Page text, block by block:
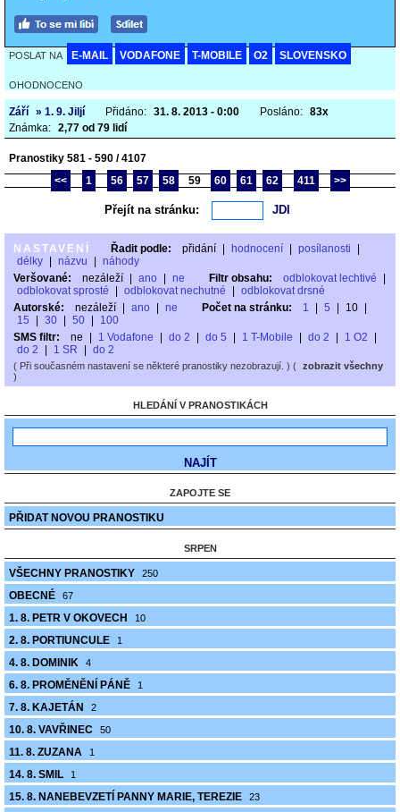
POSLAT NA E-MAIL VODAFONE T-MOBILE O2 SLOVENSKO
OHODNOCENO
Září » 1. 9. Jiljí Přidáno: 31. 8. 2013 - 0:00 Posláno: 83x
Známka: 2,77 od 79 lidí
Pranostiky 581 - 590 / 4107
<<
1 56 57 58 59 60 61 62 411 >>
Přejít na stránku:
NASTAVENÍ Řadit podle: přidání hodnocení posílanosti
délky
názvu
náhody
Veršované:
nezáleží ano ne Filtr obsahu: odblokovat lechtivé
odblokovat sprosté
odblokovat nechutné
odblokovat drsné
Autorské:
nezáleží ano ne Počet na stránku: 1 5 10
15
30 50
100
SMS filtr:
ne 1 Vodafone do 2 do 5 1 T-Mobile do 2 1 O2
do 2
1 SR do 2
( Při současném nastavení se některé pranostiky nezobrazují. ) ( zobrazit všechny
)
HLEDÁNÍ V PRANOSTIKÁCH
ZAPOJTE SE
PŘIDAT NOVOU PRANOSTIKU
SRPEN
VŠECHNY PRANOSTIKY 250
OBECNÉ 67
1. 8. PETR V OKOVECH 10
2. 8. PORTIUNCULE 1
4. 8. DOMINIK 4
6. 8. PROMĚNĚNÍ PÁNĚ 1
7. 8. KAJETÁN 2
10. 8. VAVŘINEC 50
11. 8. ZUZANA 1
14. 8. SMIL 1
15. 8. NANEBEVZETÍ PANNY MARIE, TEREZIE 23